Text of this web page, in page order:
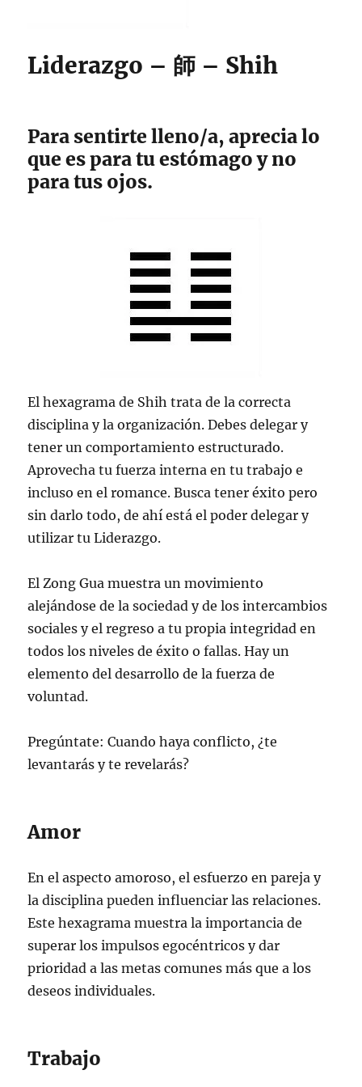
Liderazgo – 師 – Shih
Para sentirte lleno/a, aprecia lo
que es para tu estómago y no
para tus ojos.
El hexagrama de Shih trata de la correcta
disciplina y la organización. Debes delegar y
tener un comportamiento estructurado.
Aprovecha tu fuerza interna en tu trabajo e
incluso en el romance. Busca tener éxito pero
sin darlo todo, de ahí está el poder delegar y
utilizar tu Liderazgo.
El Zong Gua muestra un movimiento
alejándose de la sociedad y de los intercambios
sociales y el regreso a tu propia integridad en
todos los niveles de éxito o fallas. Hay un
elemento del desarrollo de la fuerza de
voluntad.
Pregúntate: Cuando haya conflicto, ¿te
levantarás y te revelarás?
Amor
En el aspecto amoroso, el esfuerzo en pareja y
la disciplina pueden influenciar las relaciones.
Este hexagrama muestra la importancia de
superar los impulsos egocéntricos y dar
prioridad a las metas comunes más que a los
deseos individuales.
Trabajo